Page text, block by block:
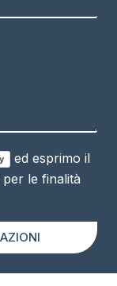
ed esprimo il
le finalità